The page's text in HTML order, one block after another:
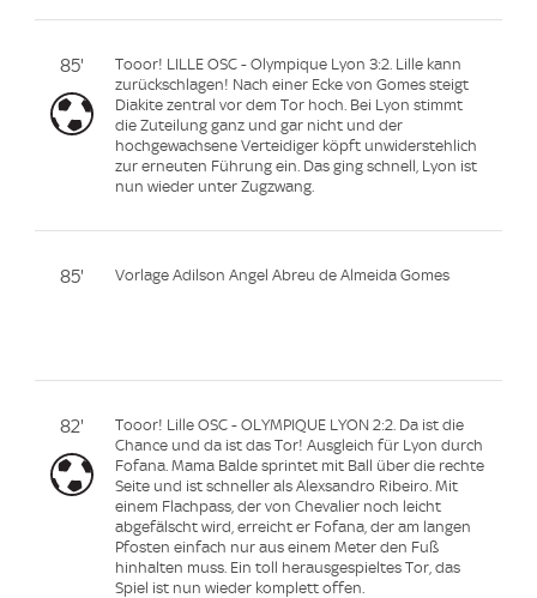
85'
Tooor! LILLE OSC - Olympique Lyon 3:2. Lille kann
zurückschlagen! Nach einer Ecke von Gomes steigt
Diakite zentral vor dem Tor hoch. Bei Lyon stimmt
die Zuteilung ganz und gar nicht und der
hochgewachsene Verteidiger köpft unwiderstehlich
zur erneuten Führung ein. Das ging schnell, Lyon ist
nun wieder unter Zugzwang.
85' Vorlage Adilson Angel Abreu de Almeida Gomes
82'
Tooor! Lille OSC - OLYMPIQUE LYON 2:2. Da ist die
Chance und da ist das Tor! Ausgleich für Lyon durch
Fofana. Mama Balde sprintet mit Ball über die rechte
Seite und ist schneller als Alexsandro Ribeiro. Mit
einem Flachpass, der von Chevalier noch leicht
abgefälscht wird, erreicht er Fofana, der am langen
Pfosten einfach nur aus einem Meter den Fuß
hinhalten muss. Ein toll herausgespieltes Tor, das
Spiel ist nun wieder komplett offen.